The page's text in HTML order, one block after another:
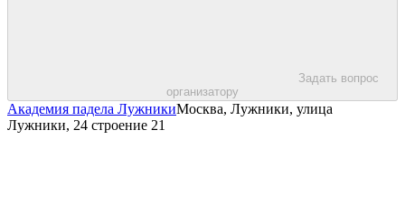
Задать вопрос
организатору
Академия падела ЛужникиМосква, Лужники, улица
Лужники, 24 строение 21